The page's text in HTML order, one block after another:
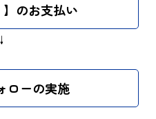
のお支払い
↓
ローの実施